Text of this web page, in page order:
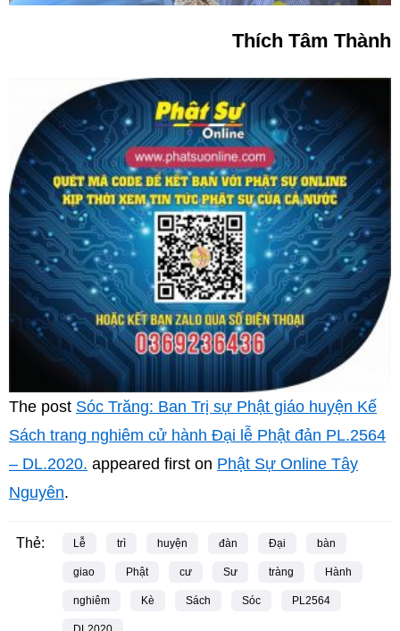
Thích Tâm Thành
The post Sóc Trăng: Ban Trị sự Phật giáo huyện Kế
Sách trang nghiêm cử hành Đại lễ Phật đản PL.2564
– DL.2020. appeared first on Phật Sự Online Tây
Nguyên.
Thẻ: Lễ trì huyện đàn Đại bàn
giao Phật cư Sư tràng Hành
nghiêm Kè Sách Sóc PL2564